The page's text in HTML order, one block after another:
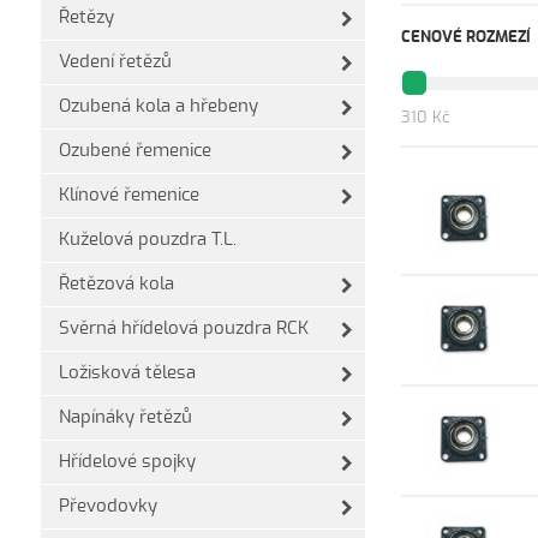
Řetězy
Vedení řetězů
Ozubená kola a hřebeny
Ozubené řemenice
Klínové řemenice
Kuželová pouzdra T.L.
Řetězová kola
Svěrná hřídelová pouzdra RCK
Ložisková tělesa
Napínáky řetězů
Hřídelové spojky
Převodovky
CENOVÉ ROZMEZÍ
310 Kč